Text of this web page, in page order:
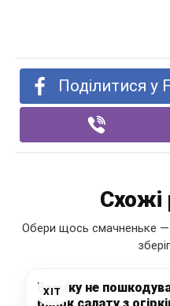
Поділитися у
Схожі
Обери щось смачненьке —
ХІТ
Взимку не